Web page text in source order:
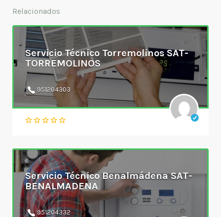
Relacionados
Servicio Técnico Torremolinos SAT-
TORREMOLINOS
951204303
Servicio Técnico Benalmádena SAT-
BENALMADENA
951204332